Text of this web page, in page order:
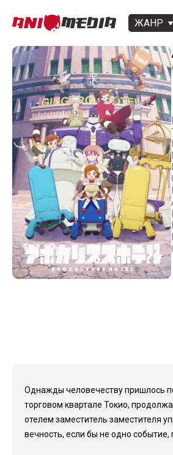
ЖАНР
Однажды человечеству пришлось
торговом квартале Токио,
отелем заместитель заместителя
вечность, если бы не одно